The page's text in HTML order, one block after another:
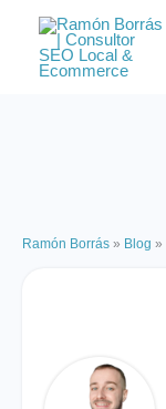
contenido
Ramón Borrás » Blog »